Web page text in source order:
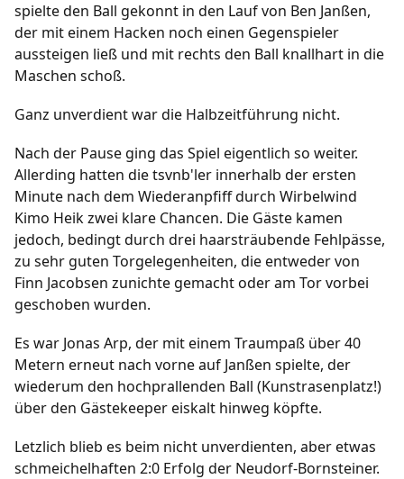
spielte den Ball gekonnt in den Lauf von Ben Janßen,
der mit einem Hacken noch einen Gegenspieler
aussteigen ließ und mit rechts den Ball knallhart in die
Maschen schoß.
Ganz unverdient war die Halbzeitführung nicht.
Nach der Pause ging das Spiel eigentlich so weiter.
Allerding hatten die tsvnb'ler innerhalb der ersten
Minute nach dem Wiederanpfiff durch Wirbelwind
Kimo Heik zwei klare Chancen. Die Gäste kamen
jedoch, bedingt durch drei haarsträubende Fehlpässe,
zu sehr guten Torgelegenheiten, die entweder von
Finn Jacobsen zunichte gemacht oder am Tor vorbei
geschoben wurden.
Es war Jonas Arp, der mit einem Traumpaß über 40
Metern erneut nach vorne auf Janßen spielte, der
wiederum den hochprallenden Ball (Kunstrasenplatz!)
über den Gästekeeper eiskalt hinweg köpfte.
Letzlich blieb es beim nicht unverdienten, aber etwas
schmeichelhaften 2:0 Erfolg der Neudorf-Bornsteiner.